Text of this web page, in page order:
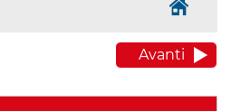
Avanti